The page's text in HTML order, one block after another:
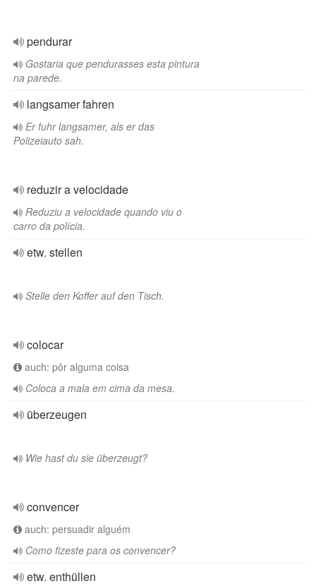
pendurar
Gostaria que pendurasses esta pintura
na parede.
langsamer fahren
Er fuhr langsamer, als er das
Polizeiauto sah.
reduzir a velocidade
Reduziu a velocidade quando viu o
carro da polícia.
etw. stellen
Stelle den Koffer auf den Tisch.
colocar
auch: pôr alguma coisa
Coloca a mala em cima da mesa.
überzeugen
Wie hast du sie überzeugt?
convencer
auch: persuadir alguém
Como fizeste para os convencer?
etw. enthüllen